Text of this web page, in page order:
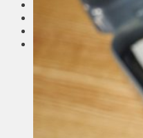
Сейм Литвы
Фоторепортаж
Туризм
ЛК рекомендует
Образование